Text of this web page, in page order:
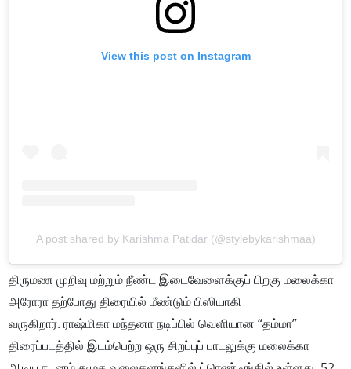
View this post on Instagram
A post shared by Karishma Patidar (@stylebykarishmaa)
திருமண முறிவு மற்றும் நீண்ட இடைவேளைக்குப் பிறகு மலைக்கா
அரோரா தற்போது திரையில் மீண்டும் பிஸியாகி
வருகிறார்.ராஷ்மிகா மந்தனா நடிப்பில் வெளியான “தம்மா”
திரைப்படத்தில் இடம்பெற்ற ஒரு சிறப்புப் பாடலுக்கு மலைக்கா